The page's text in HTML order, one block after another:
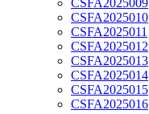
CSFA2025010
CSFA2025011
CSFA2025012
CSFA2025013
CSFA2025014
CSFA2025015
CSFA2025016